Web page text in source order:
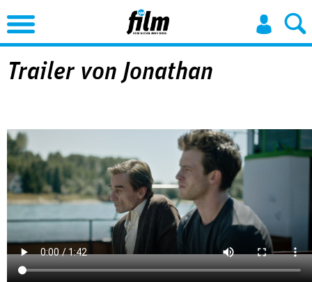
Jump to Navigation
Trailer von Jonathan